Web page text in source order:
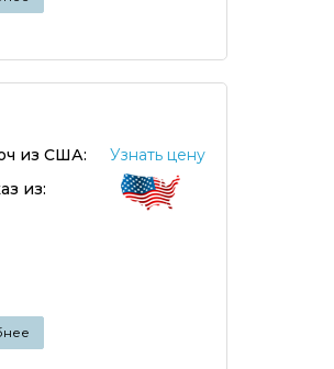
из США:
Узнать цену
из: